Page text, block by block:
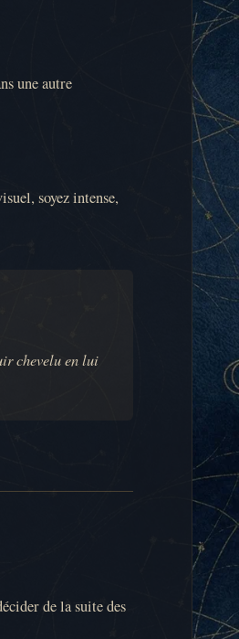
une autre
soyez intense,
chevelu en lui
de la suite des